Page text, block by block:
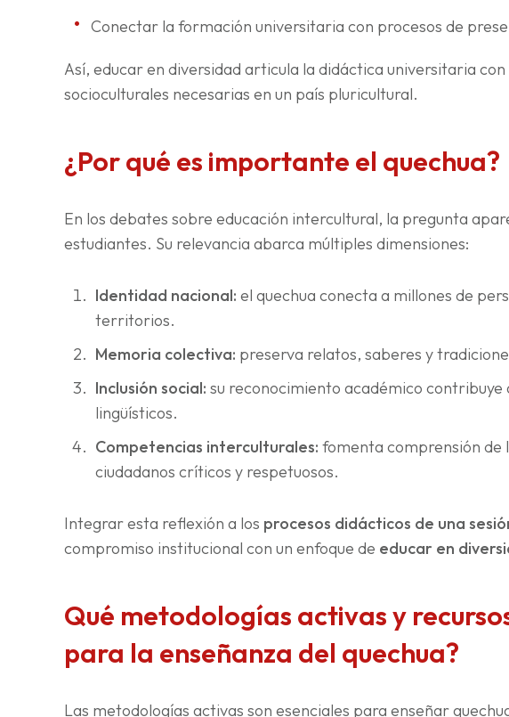
Conectar la formación universitaria con procesos de
Así, educar en diversidad articula la didáctica universitaria
socioculturales necesarias en un país pluricultural.
¿Por qué es importante el quechua?
En los debates sobre educación intercultural, la pregunta
estudiantes. Su relevancia abarca múltiples dimensiones:
Identidad nacional: el quechua conecta a millones de
territorios.
Memoria colectiva: preserva relatos, saberes y
Inclusión social: su reconocimiento académico contribuye
lingüísticos.
Competencias interculturales: fomenta comprensión de
ciudadanos críticos y respetuosos.
Integrar esta reflexión a los procesos didácticos de una
compromiso institucional con un enfoque de educar en
Qué metodologías activas y
para la enseñanza del quechua?
Las metodologías activas son esenciales para enseñar